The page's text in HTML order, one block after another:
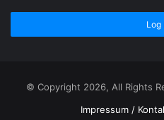
Log
© Copyright 2026, All Rights
Impressum /